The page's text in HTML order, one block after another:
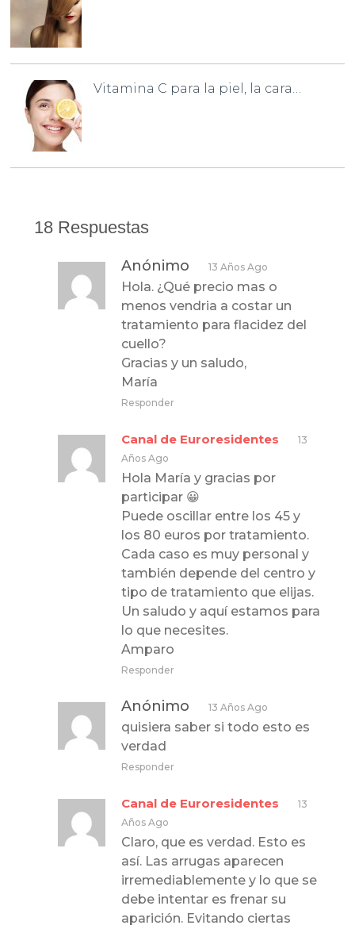
Vitamina C para la piel, la cara…
18 Respuestas
Anónimo 13 Años Ago
Hola. ¿Qué precio mas o
menos vendria a costar un
tratamiento para flacidez del
cuello?
Gracias y un saludo,
María
Responder
Canal de Euroresidentes
13
Años Ago
Hola María y gracias por
participar 😀
Puede oscillar entre los 45 y
los 80 euros por tratamiento.
Cada caso es muy personal y
también depende del centro y
tipo de tratamiento que elijas.
Un saludo y aquí estamos para
lo que necesites.
Amparo
Responder
Anónimo 13 Años Ago
quisiera saber si todo esto es
verdad
Responder
Canal de Euroresidentes
13
Años Ago
Claro, que es verdad. Esto es
así. Las arrugas aparecen
irremediablemente y lo que se
debe intentar es frenar su
aparición. Evitando ciertas